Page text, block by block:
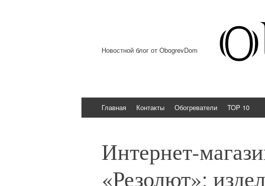
Новостной блог от ObogrevDom
Перейти к содержимому
Главная Контакты Обогреватели TOP 10
Интернет-
«Резолют»: